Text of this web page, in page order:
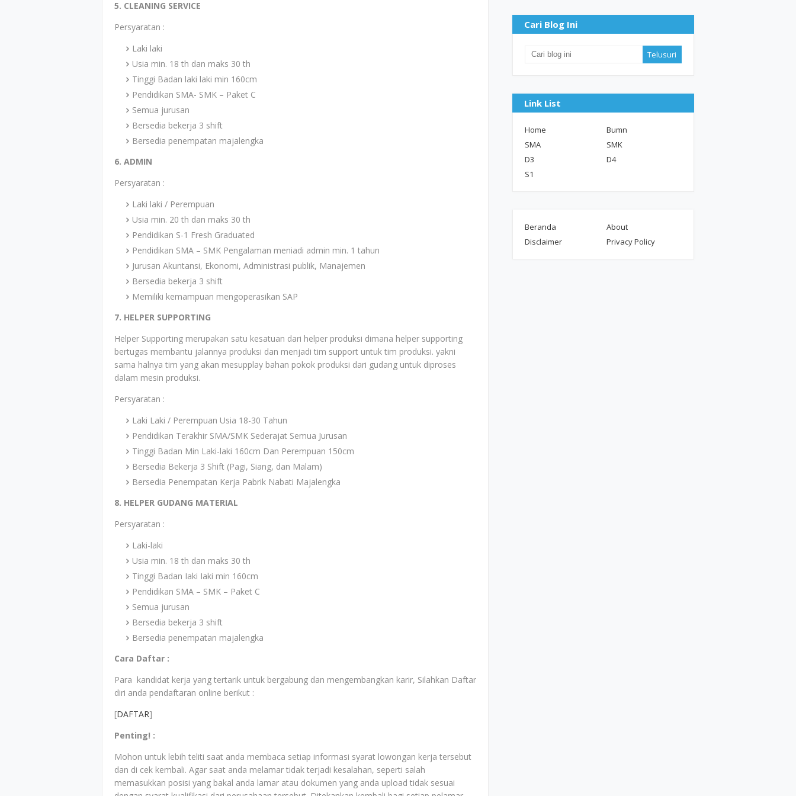
5. CLEANING SERVICE
Persyaratan :
Laki laki
Usia min. 18 th dan maks 30 th
Tinggi Badan laki laki min 160cm
Pendidikan SMA- SMK – Paket C
Semua jurusan
Bersedia bekerja 3 shift
Bersedia penempatan majalengka
6. ADMIN
Persyaratan :
Laki laki / Perempuan
Usia min. 20 th dan maks 30 th
Pendidikan S-1 Fresh Graduated
Pendidikan SMA – SMK Pengalaman meniadi admin min. 1 tahun
Jurusan Akuntansi, Ekonomi, Administrasi publik, Manajemen
Bersedia bekerja 3 shift
Memiliki kemampuan mengoperasikan SAP
7. HELPER SUPPORTING
Helper Supporting merupakan satu kesatuan dari helper produksi dimana helper supporting
bertugas membantu jalannya produksi dan menjadi tim support untuk tim produksi. yakni
sama halnya tim yang akan mesupplay bahan pokok produksi dari gudang untuk diproses
dalam mesin produksi.
Persyaratan :
Laki Laki / Perempuan Usia 18-30 Tahun
Pendidikan Terakhir SMA/SMK Sederajat Semua Jurusan
Tinggi Badan Min Laki-laki 160cm Dan Perempuan 150cm
Bersedia Bekerja 3 Shift (Pagi, Siang, dan Malam)
Bersedia Penempatan Kerja Pabrik Nabati Majalengka
8. HELPER GUDANG MATERIAL
Persyaratan :
Laki-laki
Usia min. 18 th dan maks 30 th
Tinggi Badan Iaki Iaki min 160cm
Pendidikan SMA – SMK – Paket C
Semua jurusan
Bersedia bekerja 3 shift
Bersedia penempatan majalengka
Cara Daftar :
Para kandidat kerja yang tertarik untuk bergabung dan mengembangkan karir, Silahkan Daftar
diri anda pendaftaran online berikut :
[DAFTAR]
Penting! :
Mohon untuk lebih teliti saat anda membaca setiap informasi syarat lowongan kerja tersebut
dan di cek kembali. Agar saat anda melamar tidak terjadi kesalahan, seperti salah
memasukkan posisi yang bakal anda lamar atau dokumen yang anda upload tidak sesuai
Cari Blog Ini
Link List
Home
Bumn
SMA
SMK
D3
D4
S1
Beranda
About
Disclaimer
Privacy Policy